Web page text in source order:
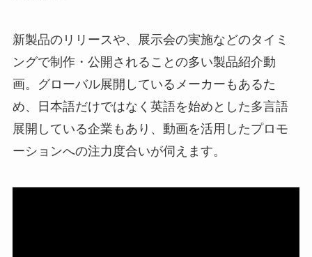
新製品のリリースや、展示会の実施などのタイミ
ングで制作・公開されることの多い製品紹介動
画。グローバル展開しているメーカーもあるた
め、日本語だけではなく英語を始めとした多言語
展開している企業もあり、動画を活用したプロモ
ーションへの注力度合いが伺えます。